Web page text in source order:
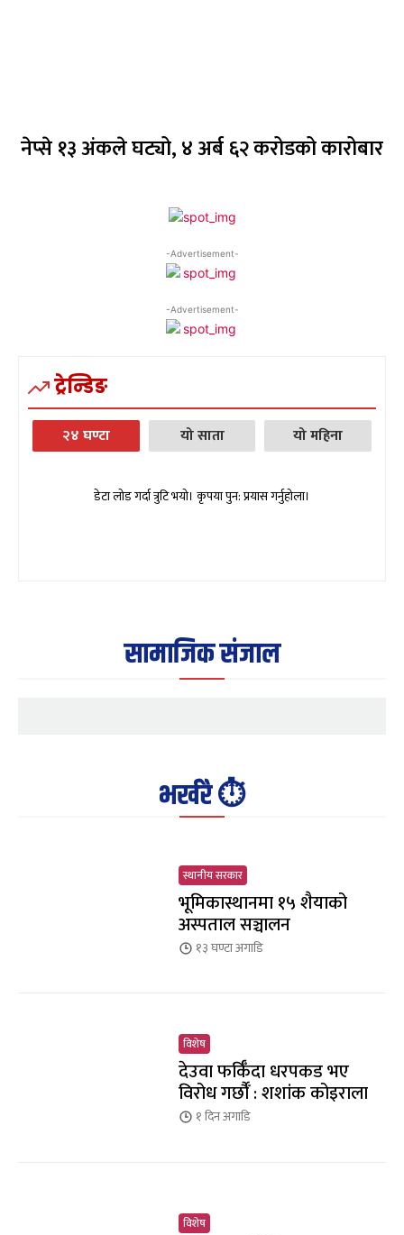
नेप्से १३ अंकले घट्यो, ४ अर्ब ६२ करोडको कारोबार
-Advertisement-
-Advertisement-
ट्रेन्डिङ
२४ घण्टा यो साता यो महिना
डेटा लोड गर्दा त्रुटि भयो। कृपया पुन: प्रयास गर्नुहोला।
सामाजिक संजाल
भर्खरै ⏱️
स्थानीय सरकार
भूमिकास्थानमा १५ शैयाको
अस्पताल सञ्चालन
१३ घण्टाअगाडि
विशेष
देउवा फर्किँदा धरपकड भए
विरोध गर्छौँं : शशांक कोइराला
१ दिनअगाडि
विशेष